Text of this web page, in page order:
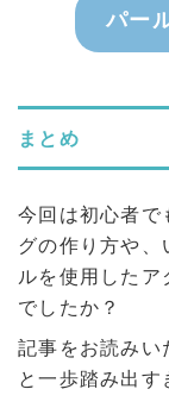
パー
まとめ
今回は初心者で
グの作り方や、
ルを使用した
でしたか？
記事をお読みい
と一歩踏み出す